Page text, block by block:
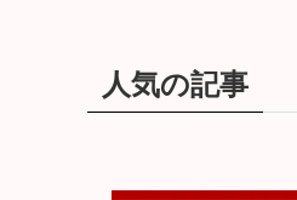
人気の記事